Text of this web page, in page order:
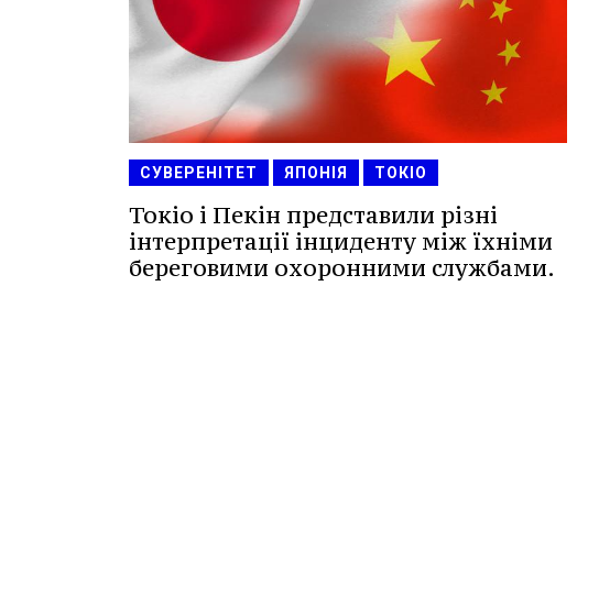
СУВЕРЕНІТЕТ ЯПОНІЯ ТОКІО
Токіо і Пекін представили різні
інтерпретації інциденту між їхніми
береговими охоронними службами.